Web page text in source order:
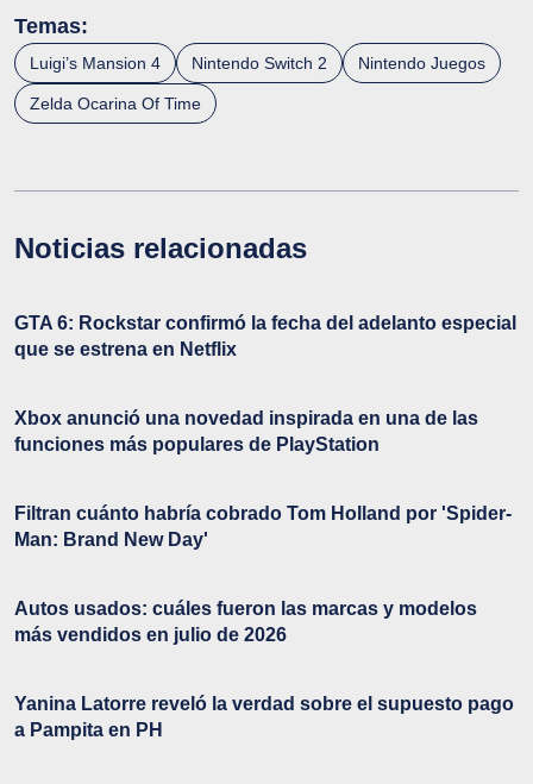
Temas:
Luigi’s Mansion 4 Nintendo Switch 2 Nintendo Juegos
Zelda Ocarina Of Time
Noticias relacionadas
GTA 6: Rockstar confirmó la fecha del adelanto especial
que se estrena en Netflix
Xbox anunció una novedad inspirada en una de las
funciones más populares de PlayStation
Filtran cuánto habría cobrado Tom Holland por 'Spider-
Man: Brand New Day'
Autos usados: cuáles fueron las marcas y modelos
más vendidos en julio de 2026
Yanina Latorre reveló la verdad sobre el supuesto pago
a Pampita en PH